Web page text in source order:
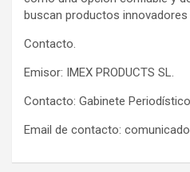
buscan productos
Contacto.
Emisor: IMEX PRODUCTS SL.
Contacto: Gabinete
Email de contacto: